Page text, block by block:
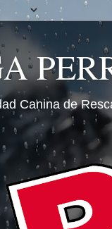
Canina de